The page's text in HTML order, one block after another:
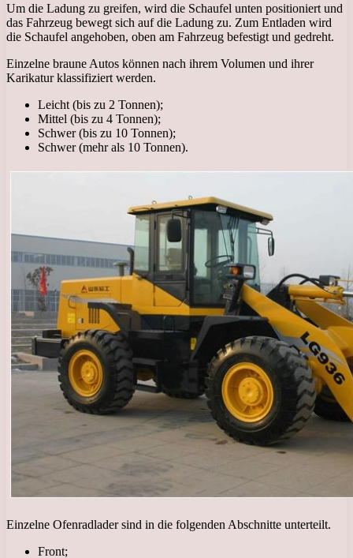
Um die Ladung zu greifen, wird die Schaufel unten positioniert und
das Fahrzeug bewegt sich auf die Ladung zu. Zum Entladen wird
die Schaufel angehoben, oben am Fahrzeug befestigt und gedreht.
Einzelne braune Autos können nach ihrem Volumen und ihrer
Karikatur klassifiziert werden.
Leicht (bis zu 2 Tonnen);
Mittel (bis zu 4 Tonnen);
Schwer (bis zu 10 Tonnen);
Schwer (mehr als 10 Tonnen).
Einzelne Ofenradlader sind in die folgenden Abschnitte unterteilt.
Front;